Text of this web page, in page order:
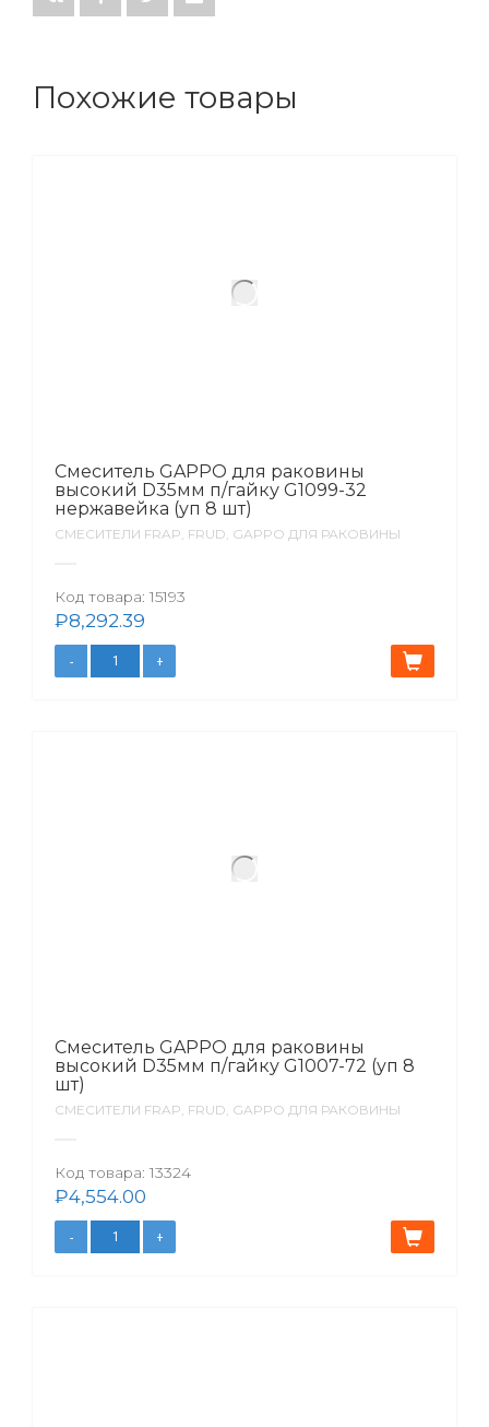
Похожие товары
Смеситель GAPPO для раковины
высокий D35мм п/гайку G1099-32
нержавейка (уп 8 шт)
СМЕСИТЕЛИ FRAP, FRUD, GAPPO ДЛЯ РАКОВИНЫ
Код товара: 15193
₽8,292.39
Смеситель GAPPO для раковины
высокий D35мм п/гайку G1007-72 (уп 8
шт)
СМЕСИТЕЛИ FRAP, FRUD, GAPPO ДЛЯ РАКОВИНЫ
Код товара: 13324
₽4,554.00